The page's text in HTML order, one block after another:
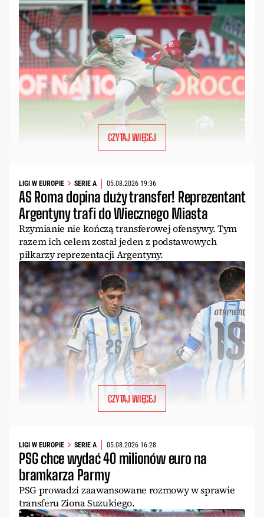
CZYTAJ WIĘCEJ
LIGI W EUROPIE SERIE A 05.08.2026 19:36
AS Roma dopina duży transfer! Reprezentant
Argentyny trafi do Wiecznego Miasta
Rzymianie nie kończą transferowej ofensywy. Tym
razem ich celem został jeden z podstawowych
piłkarzy reprezentacji Argentyny.
CZYTAJ WIĘCEJ
LIGI W EUROPIE SERIE A 05.08.2026 16:28
PSG chce wydać 40 milionów euro na
bramkarza Parmy
PSG prowadzi zaawansowane rozmowy w sprawie
transferu Ziona Suzukiego.